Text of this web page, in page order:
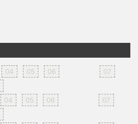
04 05 06
07
04 05 06
07